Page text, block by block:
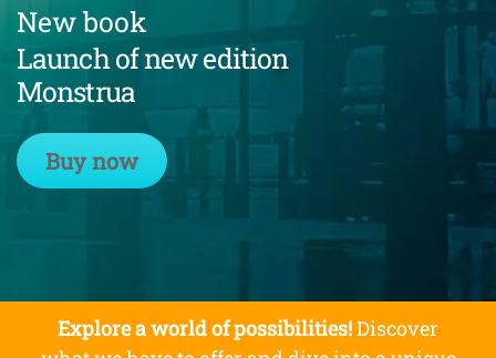
New book
Launch of new edition
Monstrua
Buy now
Explore a world of possibilities!Discover